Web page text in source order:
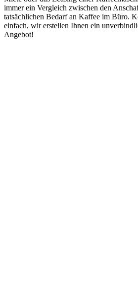
immer ein Vergleich zwischen den
tatsächlichen Bedarf an Kaffee im Büro.
einfach, wir erstellen Ihnen ein
Angebot!